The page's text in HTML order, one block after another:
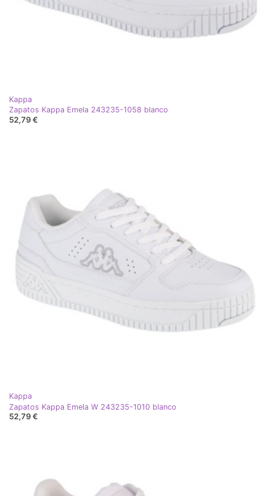
Kappa
Zapatos Kappa Emela 243235-1058 blanco
52,79 €
Kappa
Zapatos Kappa Emela W 243235-1010 blanco
52,79 €